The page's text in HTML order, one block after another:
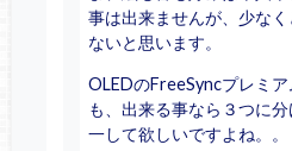
事は出来ませんが、少な
ないと思います。
OLEDのFreeSyncプレミ
も、出来る事なら３つに
一して欲しいですよね。。